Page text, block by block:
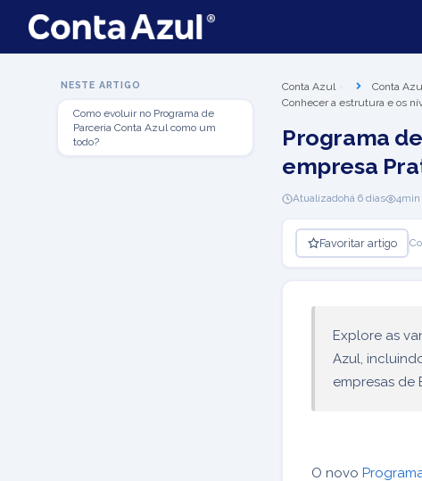
NESTE ARTIGO
Como evoluir no Programa de
Parceria Conta Azul como um
todo?
Conta Azul Conta
Conhecer a estrutura e os
Programa
empresa
Atualizadohá 6 dias 4min
Favoritar artigo
Explore as
Azul,
empresas de
O novo